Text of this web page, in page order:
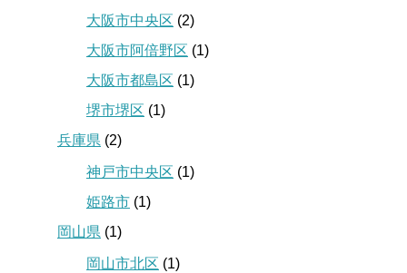
大阪市中央区 (2)
大阪市阿倍野区 (1)
大阪市都島区 (1)
堺市堺区 (1)
兵庫県 (2)
神戸市中央区 (1)
姫路市 (1)
岡山県 (1)
岡山市北区 (1)